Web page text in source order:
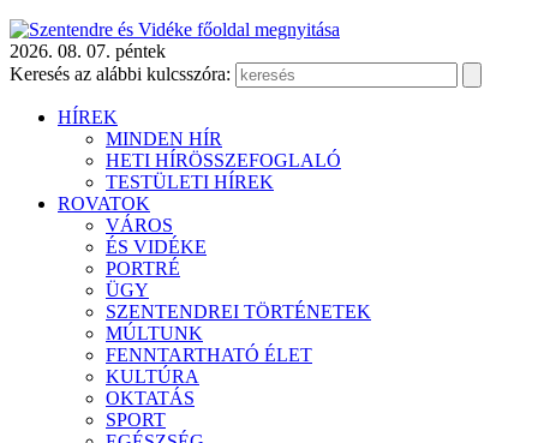
2026. 08. 07. péntek
Keresés az alábbi kulcsszóra:
HÍREK
MINDEN HÍR
HETI HÍRÖSSZEFOGLALÓ
TESTÜLETI HÍREK
ROVATOK
VÁROS
ÉS VIDÉKE
PORTRÉ
ÜGY
SZENTENDREI TÖRTÉNETEK
MÚLTUNK
FENNTARTHATÓ ÉLET
KULTÚRA
OKTATÁS
SPORT